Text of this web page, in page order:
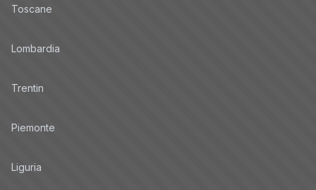
Toscane
Lombardia
Trentin
Piemonte
Liguria